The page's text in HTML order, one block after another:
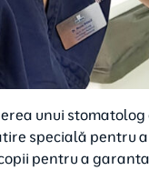
unui
specială pentru
pentru a